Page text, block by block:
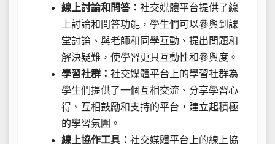
線上討論和問答： 社交媒體平台提供了線
上討論和問答功能，學生們可以參與到課
堂討論、與老師和同學互動、提出問題和
解決疑難，使學習更具互動性和參與度。
學習社群： 社交媒體平台上的學習社群為
學生們提供了一個互相交流、分享學習心
得、互相鼓勵和支持的平台，建立起積極
的學習氛圍。
線上協作工具： 社交媒體平台上的線上協